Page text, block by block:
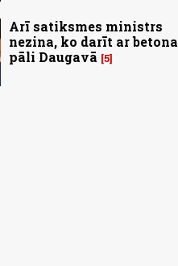
Arī satiksmes ministrs
nezina, ko darīt ar betona
pāli Daugavā 5